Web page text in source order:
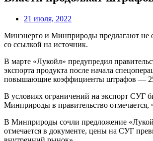
21 июля, 2022
Минэнерго и Минприроды предлагают не
со ссылкой на источник.
В марте «Лукойл» предупредил
экспорта продукта после начала
повышающие коэффициенты штрафов — 25
В условиях ограничений на экспорт СУГ
Минприроды в правительство
В Минприроды сочли предложение
отмечается в документе, цены на СУГ